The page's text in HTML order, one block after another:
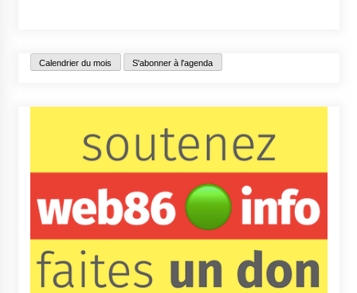
Calendrier du mois S'abonner à l'agenda